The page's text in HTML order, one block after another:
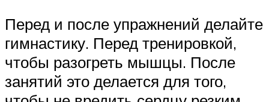
Перед и после упражнений делайте
гимнастику. Перед тренировкой,
чтобы разогреть мышцы. После
занятий это делается для того,